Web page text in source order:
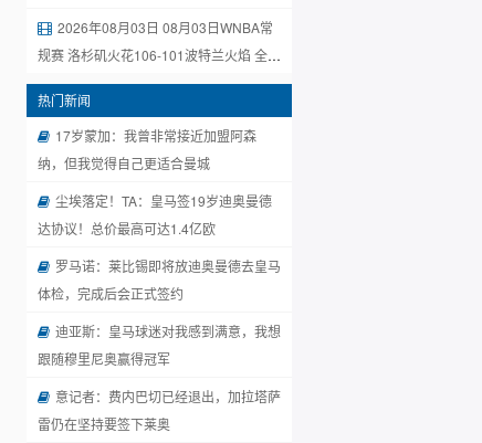
2026年08月03日 08月03日WNBA常
规赛 洛杉矶火花106-101波特兰火焰 全场
集锦
热门新闻
17岁蒙加：我曾非常接近加盟阿森
纳，但我觉得自己更适合曼城
尘埃落定！TA：皇马签19岁迪奥曼德
达协议！总价最高可达1.4亿欧
罗马诺：莱比锡即将放迪奥曼德去皇马
体检，完成后会正式签约
迪亚斯：皇马球迷对我感到满意，我想
跟随穆里尼奥赢得冠军
意记者：费内巴切已经退出，加拉塔萨
雷仍在坚持要签下莱奥